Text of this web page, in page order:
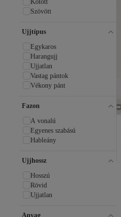
Kötött
Szövött
Ujjtípus
Egykaros
Harangujj
Ujjatlan
Vastag pántok
Vékony pánt
Fazon
A vonalú
Egyenes szabású
Hableány
Ujjhossz
Hosszú
Rövid
Ujjatlan
Anyag